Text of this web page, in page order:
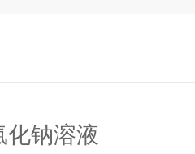
化钠溶液